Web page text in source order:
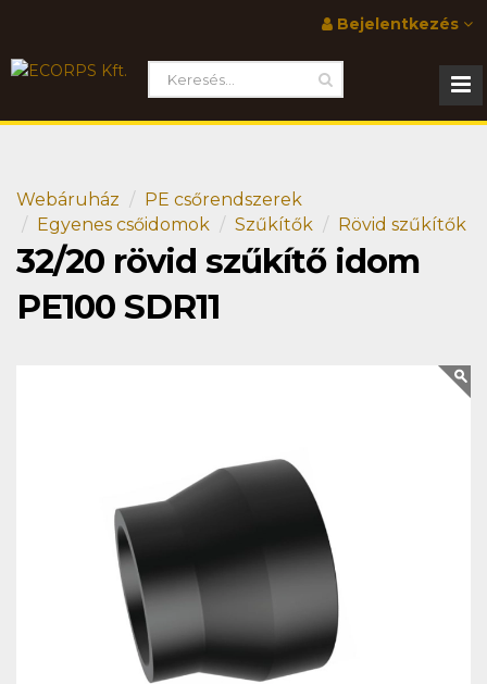
Bejelentkezés
Webáruház
PE csőrendszerek
Egyenes csőidomok
Szűkítők Rövid szűkítők
32/20 rövid szűkítő idom
PE100 SDR11